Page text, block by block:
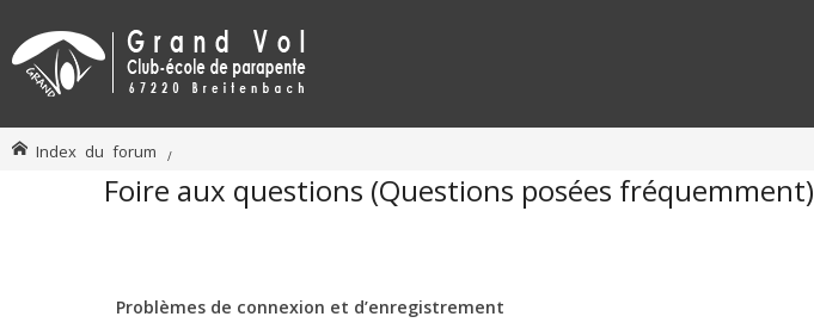
Index du forum
Foire aux questions (Questions posées fréquemment)
Problèmes de connexion et d’enregistrement